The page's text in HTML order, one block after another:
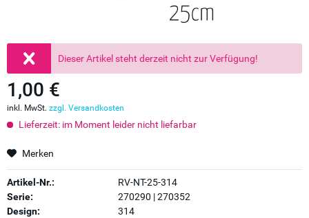
Dieser Artikel steht derzeit nicht zur Verfügung!
1,00 €
inkl. MwSt. zzgl. Versandkosten
Lieferzeit: im Moment leider nicht liefarbar
Merken
Artikel-Nr.:
RV-NT-25-314
Serie:
270290 | 270352
Design:
314